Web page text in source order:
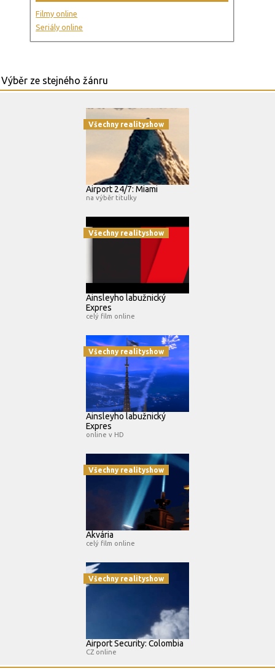
Filmy online
Seriály online
Všechny realityshow
Airport 24/7: Miami
na výběr titulky
Všechny realityshow
Ainsleyho labužnický
Expres
celý film online
Všechny realityshow
Ainsleyho labužnický
Expres
online v HD
Všechny realityshow
Akvária
celý film online
Všechny realityshow
Airport Security: Colombia
CZ online